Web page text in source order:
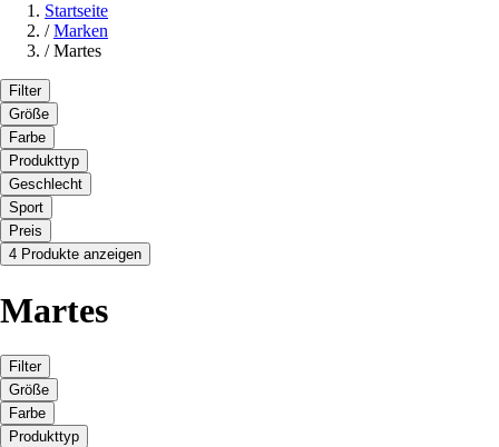
Startseite
/ Marken
/ Martes
Filter
Größe
Farbe
Produkttyp
Geschlecht
Sport
Preis
4 Produkte anzeigen
Martes
Filter
Größe
Farbe
Produkttyp